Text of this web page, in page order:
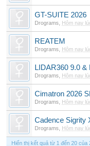
GT-SUITE 2026
Drograms Hôm nay
REATEM
Drograms Hôm nay
LIDAR360 9.0
Drograms Hôm nay
Cimatron 2026
Drograms Hôm nay
Cadence Sigrity
Drograms Hôm nay
Hiển thị kết quả từ 1 đến 20 của